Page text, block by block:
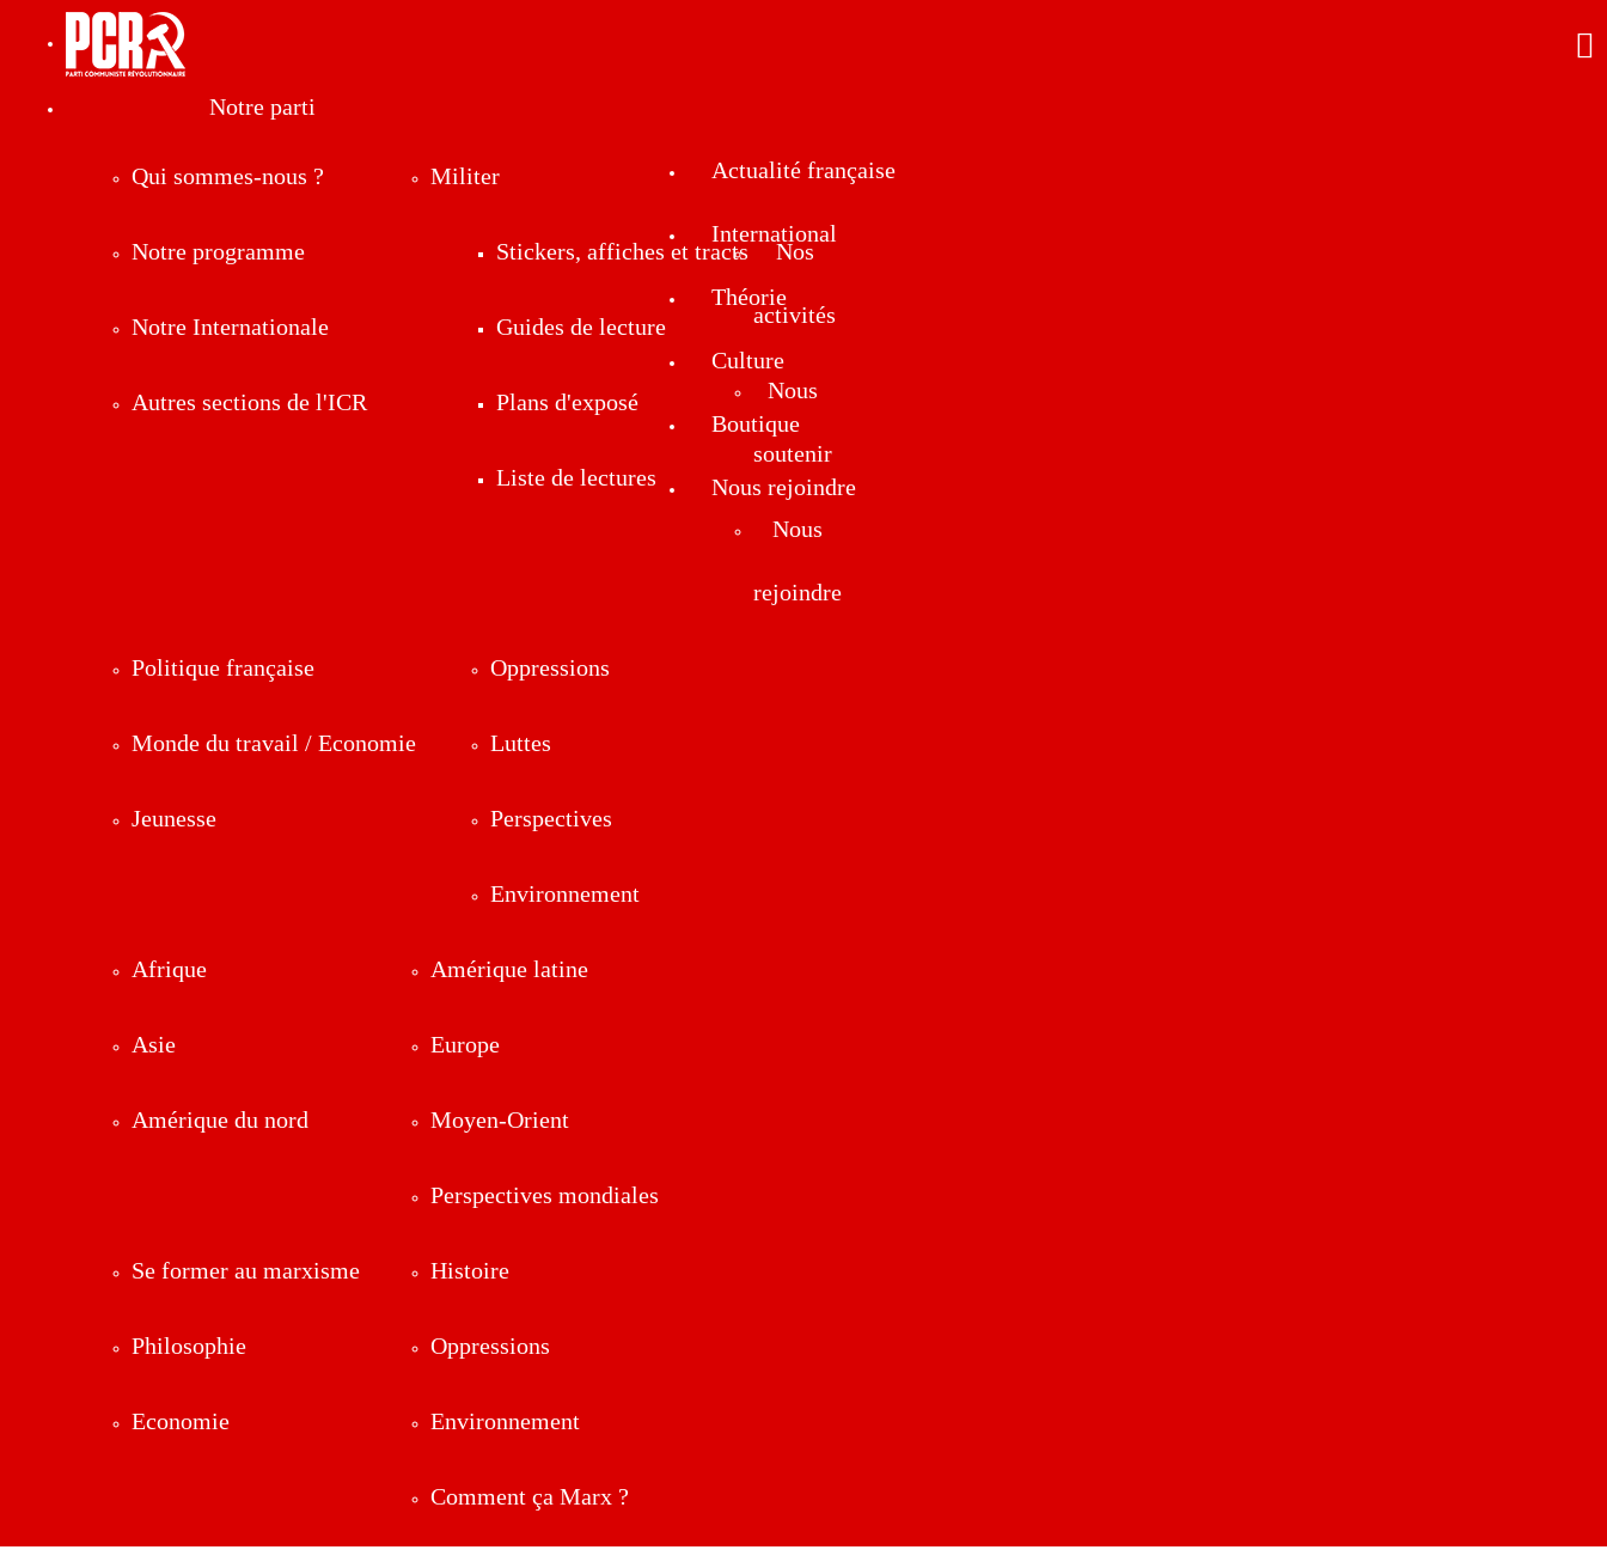
Notre parti
Qui sommes-nous ?
Notre programme
Notre Internationale
Autres sections de l'ICR
Militer
Stickers, affiches et tracts
Guides de lecture
Plans d'exposé
Liste de lectures
Nos
activités
Nous
soutenir
Nous
rejoindre
Actualité française
Politique française
Monde du travail / Economie
Jeunesse
Oppressions
Luttes
Perspectives
Environnement
International
Afrique
Asie
Amérique du nord
Amérique latine
Europe
Moyen-Orient
Perspectives mondiales
Théorie
Se former au marxisme
Philosophie
Economie
Histoire
Oppressions
Environnement
Comment ça Marx ?
Culture
Boutique
Nous rejoindre